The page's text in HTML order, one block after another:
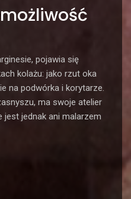
pojawia się
kolażu: jako rzut oka
na podwórka i korytarze.
ma swoje atelier
jest jednak ani malarzem